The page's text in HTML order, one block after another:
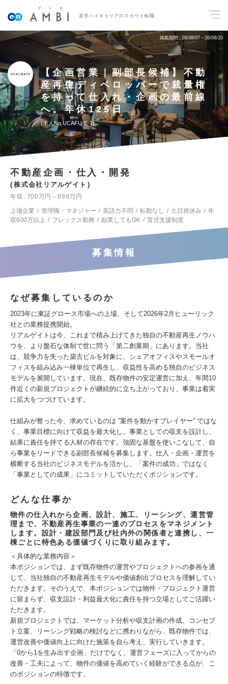
若手ハイキャリアのスカウト転職
掲載期間 26/08/07～26/08/20
【企画営業｜副部長候補】不動
産再生ディベロッパーで裁量権
を持って仕入れ・企画の最前線
へ。年休125日
求人No.UCAFU-E-1
不動産企画・仕入・開発
株式会社リアルゲイト
年収
700万円～899万円
上場企業
管理職・マネジャー 英語力不問 転勤なし 土日祝休み
年
収600万以上
フレックス勤務 副業してもOK 育児支援制度
募集情報
なぜ募集しているのか
2023年に東証グロース市場への上場、そして2026年2月ヒューリック
社との業務提携開始。
リアルゲイトは今、これまで積み上げてきた独自の不動産再生ノウハ
ウを、より盤石な体制で世に問う「第二創業期」にあります。当社
は、競争力を失った築古ビルを対象に、シェアオフィスやスモールオ
フィスを組み込み一棟単位で再生し、収益性を高める独自のビジネス
モデルを展開しています。現在、既存物件の安定運営に加え、年間10
件近くの新規プロジェクトが継続的に立ち上がっており、事業は着実
に拡大をつづけています。
仕組みが整った今、求めているのは ”案件を動かすプレイヤー” ではな
く、事業目標に向けて収益を最大化し、事業としての収支を設計し、
結果に責任を持てる人材の存在です。強固な基盤を使いこなして、自
ら事業をリードできる副部長候補を募集します。仕入・企画・運営を
横断する当社のビジネスモデルを活かし、「案件の成功」ではなく
「事業としての成果」にコミットしていただくポジションです。
どんな仕事か
物件の仕入れから企画、設計、施工、リーシング、運営管
理まで、不動産再生事業の一連のプロセスをマネジメント
します。設計・建設部門及び社内外の関係者と連携し、一
棟ごとに特色ある価値づくりに取り組みます。
＜具体的な業務内容＞
本ポジションでは、まず既存物件の運営やプロジェクトへの参画を通
じて、当社独自の不動産再生モデルや価値創出プロセスを理解してい
ただきます。そのうえで、本ポジションでは物件・プロジェクト運営
に留まらず、収支設計・利益最大化に責任を持つ立場としてご活躍い
ただきます。
新規プロジェクトでは、マーケット分析や収支計画の作成、コンセプ
ト立案、リーシング戦略の検討などに携わりながら、既存物件では、
運営改善や価値向上に向けた施策を自ら考え、実行していきます。
「0から1を生み出す企画」だけでなく、運営フェーズに入ってからの
改善・工夫によって、物件の価値を高めていく経験ができる点が、こ
のポジションの特徴です。